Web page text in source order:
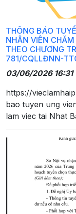
THÔNG BÁO
NHÂN VIÊN
THEO CHƯƠNG
781/CQLLĐNN-
03/06/2026 16:31
https://
bao tuyen ung
lam viec tai Nhat